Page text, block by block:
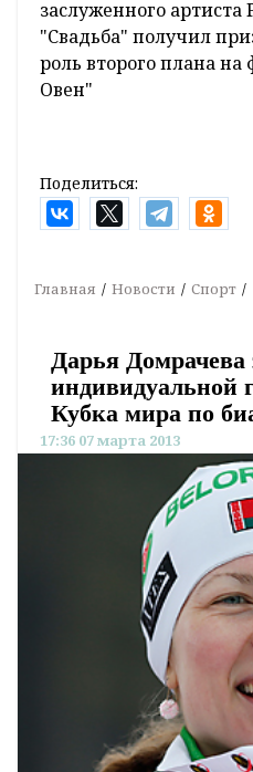
заслуженного
"Свадьба" получил
роль второго плана на
Овен"
Поделиться:
Главная Новости Спорт
Дарья Домрачева
индивидуальной
Кубка мира по
17:36 07 марта 2013